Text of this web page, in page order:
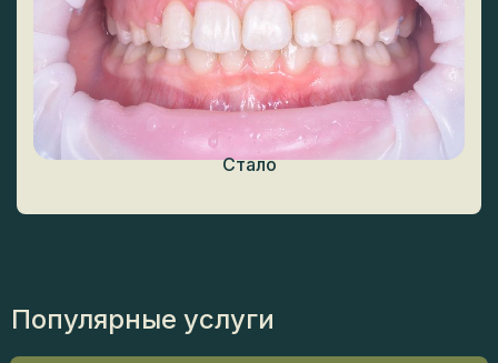
Популярные услуги